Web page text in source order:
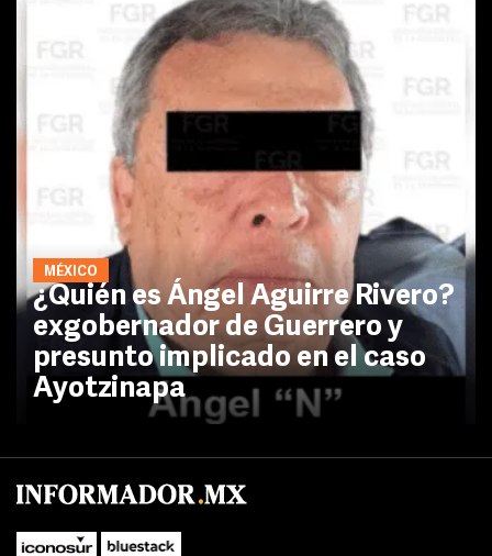
MÉXICO
¿Quién es Ángel Aguirre Rivero?
exgobernador de Guerrero y
presunto implicado en el caso
Ayotzinapa